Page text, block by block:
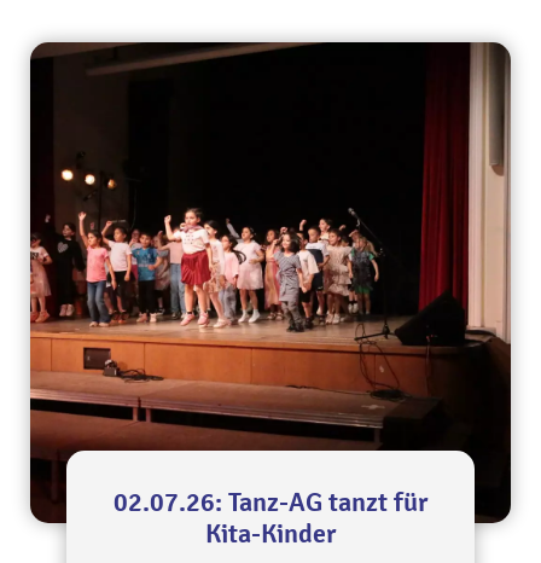
02.07.26: Tanz-AG tanzt für
Kita-Kinder